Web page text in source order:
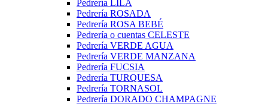
Pedrería LILA
Pedrería ROSADA
Pedrería ROSA BEBÉ
Pedrería o cuentas CELESTE
Pedrería VERDE AGUA
Pedrería VERDE MANZANA
Pedrería FUCSIA
Pedrería TURQUESA
Pedrería TORNASOL
Pedrería DORADO CHAMPAGNE